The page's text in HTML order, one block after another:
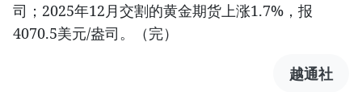
司；2025年12月交割的黄金期货上涨1.7%，报
4070.5美元/盎司。（完）
越通社